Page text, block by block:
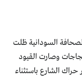
السودانية ظلت
وصارت القيود
الشارع باستثناء